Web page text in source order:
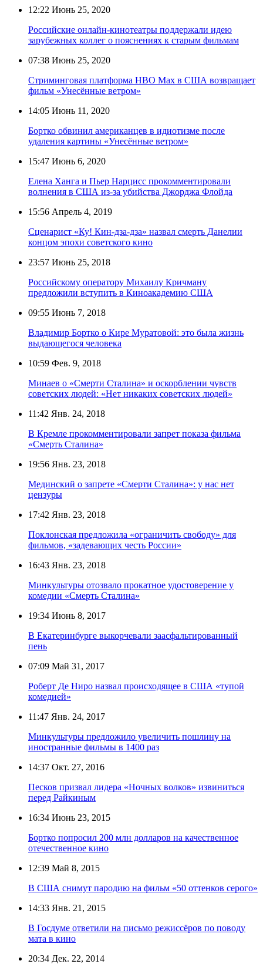
12:22 Июнь 25, 2020
Российские онлайн-кинотеатры поддержали идею
зарубежных коллег о пояснениях к старым фильмам
07:38 Июнь 25, 2020
Стриминговая платформа HBO Max в США возвращает
фильм «Унесённые ветром»
14:05 Июнь 11, 2020
Бортко обвинил американцев в идиотизме после
удаления картины «Унесённые ветром»
15:47 Июнь 6, 2020
Елена Ханга и Пьер Нарцисс прокомментировали
волнения в США из-за убийства Джорджа Флойда
15:56 Апрель 4, 2019
Сценарист «Ку! Кин-дза-дза» назвал смерть Данелии
концом эпохи советского кино
23:57 Июнь 25, 2018
Российскому оператору Михаилу Кричману
предложили вступить в Киноакадемию США
09:55 Июнь 7, 2018
Владимир Бортко о Кире Муратовой: это была жизнь
выдающегося человека
10:59 Фев. 9, 2018
Минаев о «Смерти Сталина» и оскорблении чувств
советских людей: «Нет никаких советских людей»
11:42 Янв. 24, 2018
В Кремле прокомментировали запрет показа фильма
«Смерть Сталина»
19:56 Янв. 23, 2018
Мединский о запрете «Смерти Сталина»: у нас нет
цензуры
17:42 Янв. 23, 2018
Поклонская предложила «ограничить свободу» для
фильмов, «задевающих честь России»
16:43 Янв. 23, 2018
Минкультуры отозвало прокатное удостоверение у
комедии «Смерть Сталина»
19:34 Июнь 8, 2017
В Екатеринбурге выкорчевали заасфальтированный
пень
07:09 Май 31, 2017
Роберт Де Ниро назвал происходящее в США «тупой
комедией»
11:47 Янв. 24, 2017
Минкультуры предложило увеличить пошлину на
иностранные фильмы в 1400 раз
14:37 Окт. 27, 2016
Песков призвал лидера «Ночных волков» извиниться
перед Райкиным
16:34 Июнь 23, 2015
Бортко попросил 200 млн долларов на качественное
отечественное кино
12:39 Май 8, 2015
В США снимут пародию на фильм «50 оттенков серого»
14:33 Янв. 21, 2015
В Госдуме ответили на письмо режиссёров по поводу
мата в кино
20:34 Дек. 22, 2014